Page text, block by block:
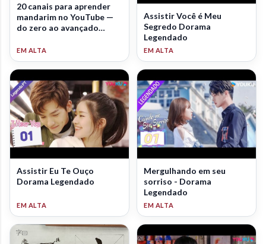
20 canais para aprender
mandarim no YouTube —
do zero ao avançado
Assistir Você é Meu
Segredo Dorama
Legendado
Assistir Eu Te Ouço
Dorama Legendado
Mergulhando em seu
sorriso - Dorama
Legendado